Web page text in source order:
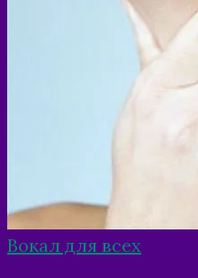
Вокал для всех